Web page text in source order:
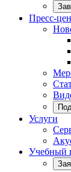
Пресс-
Услуги
Учебный